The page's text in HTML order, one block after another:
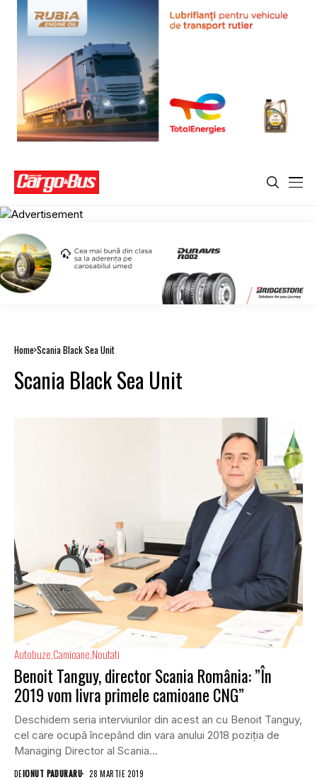
Home Scania Black Sea Unit
Scania Black Sea Unit
Autobuze Camioane Noutati
Benoit Tanguy, director Scania România: ”În
2019 vom livra primele camioane CNG”
Deschidem seria interviurilor din acest an cu Benoit Tanguy,
cel care ocupă începând din vara anului 2018 poziția de
Managing Director al Scania...
DEIONUT PADURARU 28 MARTIE 2019